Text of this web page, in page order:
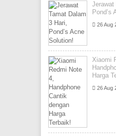
Jerawat
Pond’s
26 Aug
Xiaomi
Harga
26 Aug